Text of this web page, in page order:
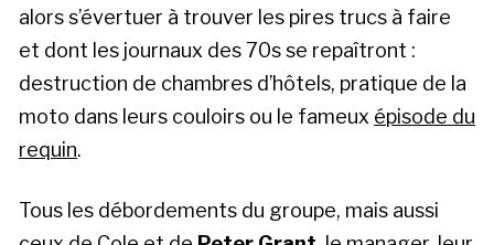
alors s’évertuer à trouver les pires trucs à faire
et dont les journaux des 70s se repaîtront :
destruction de chambres d’hôtels, pratique de la
moto dans leurs couloirs ou le fameux épisode du
requin.
Tous les débordements du groupe, mais aussi